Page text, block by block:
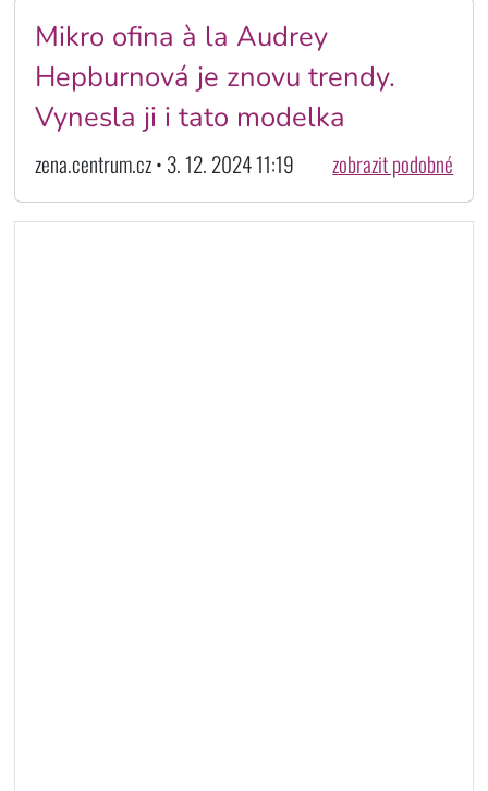
Mikro ofina à la Audrey
Hepburnová je znovu trendy.
Vynesla ji i tato modelka
zena.centrum.cz • 3. 12. 2024 11:19 zobrazit podobné